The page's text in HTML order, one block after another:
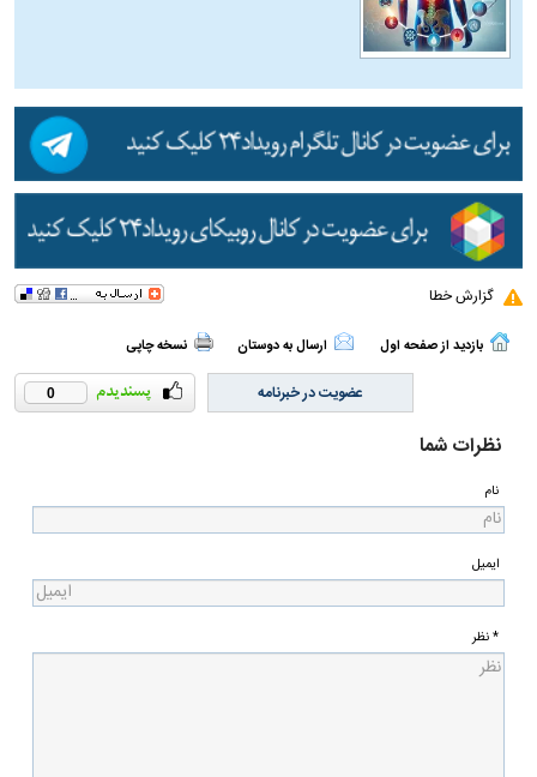
گزارش خطا
بازدید از صفحه اول ارسال به دوستان نسخه چاپی
0 عضویت در خبرنامه
نظرات شما
نام
ایمیل
* نظر